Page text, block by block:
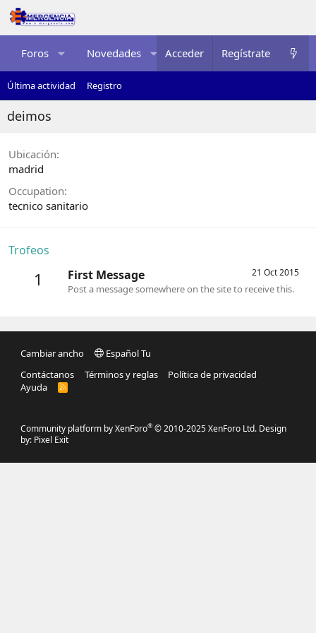
Foros Novedades Multimedia Recursos
Acceder Regístrate
Última actividad Registro
deimos
Ubicación
madrid
Occupation
tecnico sanitario
Trofeos
1 21 Oct 2015
First Message
Post a message somewhere on the site to receive this.
Cambiar ancho
Español Tu
Contáctanos
Términos y reglas
Política de privacidad
Ayuda
R
S
Community platform by XenForo® © 2010-2025 XenForo Ltd. Design
by: Pixel Exit